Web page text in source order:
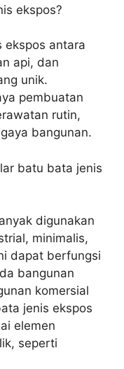
ekspos?
ekspos antara
api, dan
unik.
pembuatan
rutin,
bangunan.
batu bata jenis
digunakan
minimalis,
dapat berfungsi
bangunan
komersial
jenis ekspos
elemen
seperti